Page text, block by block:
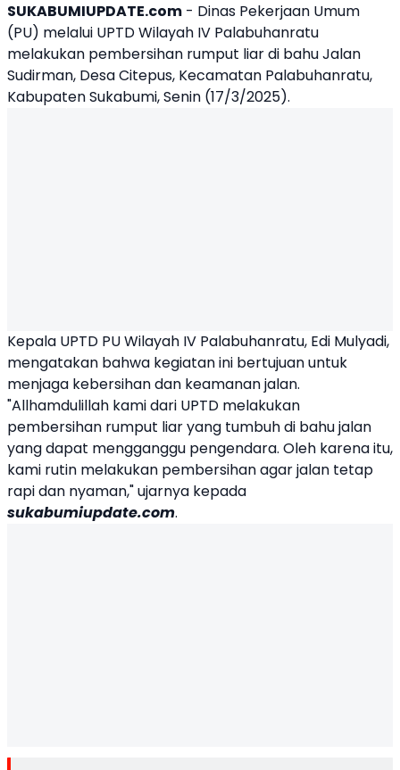
SUKABUMIUPDATE.com - Dinas Pekerjaan Umum
(PU) melalui UPTD Wilayah IV Palabuhanratu
melakukan pembersihan rumput liar di bahu Jalan
Sudirman, Desa Citepus, Kecamatan Palabuhanratu,
Kabupaten Sukabumi, Senin (17/3/2025).
Kepala UPTD PU Wilayah IV Palabuhanratu, Edi Mulyadi,
mengatakan bahwa kegiatan ini bertujuan untuk
menjaga kebersihan dan keamanan jalan.
"Allhamdulillah kami dari UPTD melakukan
pembersihan rumput liar yang tumbuh di bahu jalan
yang dapat mengganggu pengendara. Oleh karena itu,
kami rutin melakukan pembersihan agar jalan tetap
rapi dan nyaman," ujarnya kepada
sukabumiupdate.com.